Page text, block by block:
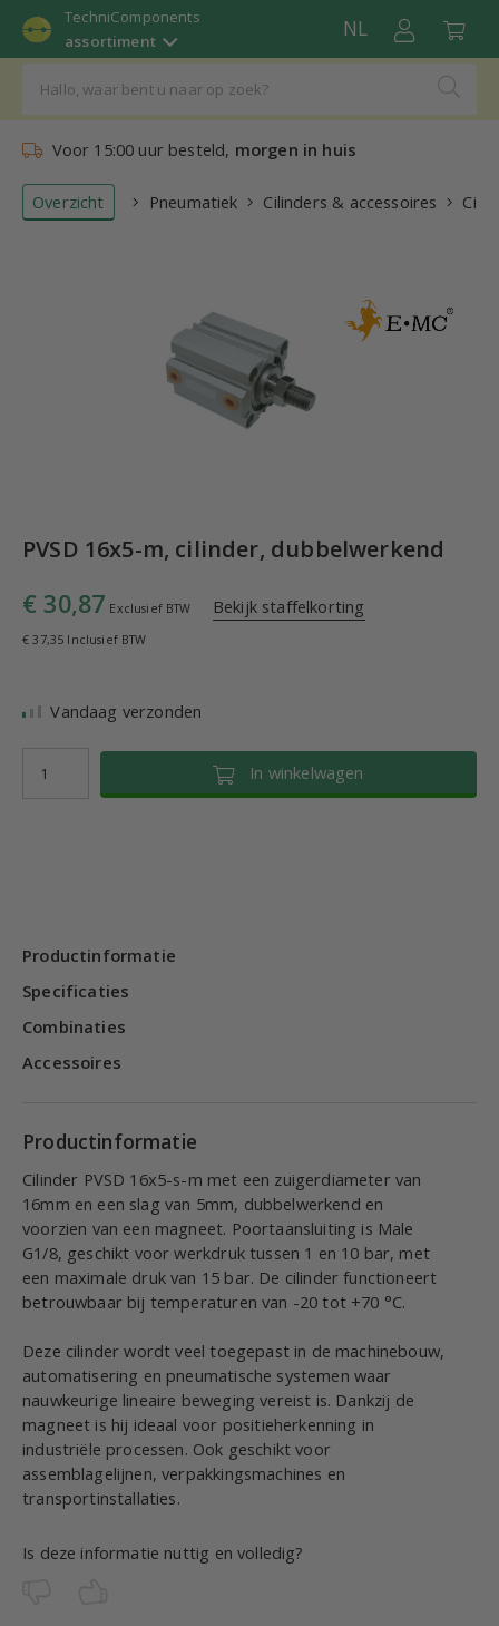
TechniComponents
assortiment
NL
Voor 15:00 uur besteld, morgen in huis
Overzicht Pneumatiek Cilinders & accessoires
PVSD 16x5-m, cilinder, dubbelwerkend
€ 30,87 Exclusief BTW Bekijk staffelkorting
€ 37,35 Inclusief BTW
Vandaag verzonden
In winkelwagen
Productinformatie
Specificaties
Combinaties
Accessoires
Productinformatie
Cilinder PVSD 16x5-s-m met een zuigerdiameter van
16mm en een slag van 5mm, dubbelwerkend en
voorzien van een magneet. Poortaansluiting is Male
G1/8, geschikt voor werkdruk tussen 1 en 10 bar, met
een maximale druk van 15 bar. De cilinder functioneert
betrouwbaar bij temperaturen van -20 tot +70 °C.
Deze cilinder wordt veel toegepast in de machinebouw,
automatisering en pneumatische systemen waar
nauwkeurige lineaire beweging vereist is. Dankzij de
magneet is hij ideaal voor positieherkenning in
industriële processen. Ook geschikt voor
assemblagelijnen, verpakkingsmachines en
transportinstallaties.
Is deze informatie nuttig en volledig?